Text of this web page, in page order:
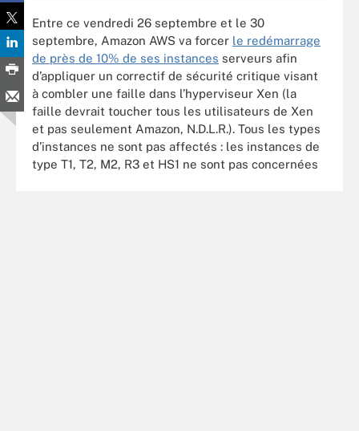
Entre ce vendredi 26 septembre et le 30
septembre, Amazon AWS va forcer le redémarrage
de près de 10% de ses instances serveurs afin
d’appliquer un correctif de sécurité critique visant
à combler une faille dans l’hyperviseur Xen (la
faille devrait toucher tous les utilisateurs de Xen
et pas seulement Amazon, N.D.L.R.). Tous les types
d’instances ne sont pas affectés : les instances de
type T1, T2, M2, R3 et HS1 ne sont pas concernées